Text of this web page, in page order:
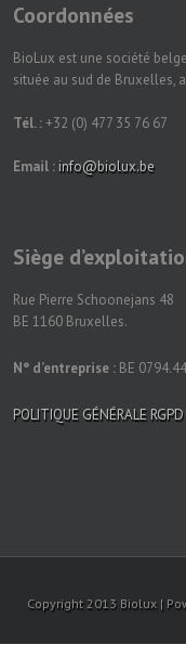
Coordonnées
BioLux est une société
située au sud de Bruxelles,
Tél. :+32 (0) 477 35 76 67
Email : info@biolux.be
Siège
Rue Pierre Schoonejans 48
BE 1160 Bruxelles.
N° d’entreprise : BE
POLITIQUE GÉNÉRALE RGPD
Copyright 2013 Biolux |